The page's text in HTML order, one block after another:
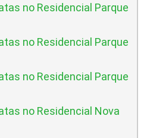
no Residencial Parque
no Residencial Parque
no Residencial Parque
no Residencial Nova